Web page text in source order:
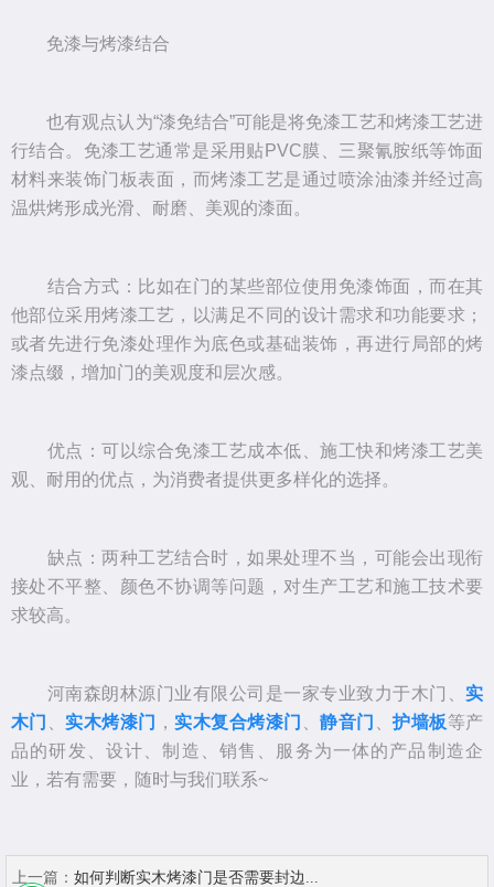
免漆与烤漆结合
也有观点认为“漆免结合”可能是将免漆工艺和烤漆工艺进
行结合。免漆工艺通常是采用贴PVC膜、三聚氰胺纸等饰面
材料来装饰门板表面，而烤漆工艺是通过喷涂油漆并经过高
温烘烤形成光滑、耐磨、美观的漆面。
结合方式：比如在门的某些部位使用免漆饰面，而在其
他部位采用烤漆工艺，以满足不同的设计需求和功能要求；
或者先进行免漆处理作为底色或基础装饰，再进行局部的烤
漆点缀，增加门的美观度和层次感。
优点：可以综合免漆工艺成本低、施工快和烤漆工艺美
观、耐用的优点，为消费者提供更多样化的选择。
缺点：两种工艺结合时，如果处理不当，可能会出现衔
接处不平整、颜色不协调等问题，对生产工艺和施工技术要
求较高。
河南森朗林源门业有限公司是一家专业致力于木门、 实
木门
、实木烤漆门 ，实木复合烤漆门 、静音门 、护墙板等产
品的研发、设计、制造、销售、服务为一体的产品制造企
业，若有需要，随时与我们联系~
上一篇： 如何判断实木烤漆门是否需要封边...